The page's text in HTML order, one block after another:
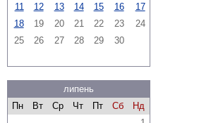
11
12 13 14 15 16
17
18
19 20 21 22 23
24
25
26 27 28 29 30
липень
Пн
Вт Ср Чт Пт Сб
Нд